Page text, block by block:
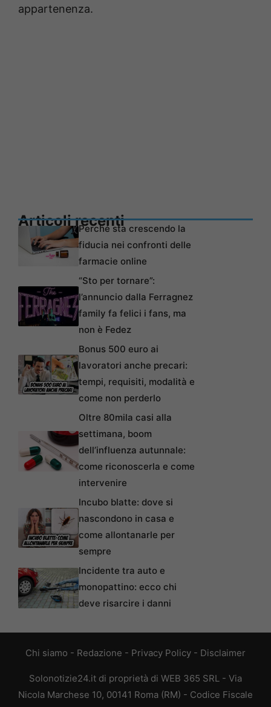
appartenenza.
Articoli recentiPerché sta crescendo la
fiducia nei confronti delle
farmacie online
“Sto per tornare”:
l’annuncio dalla Ferragnez
family fa felici i fans, ma
non è Fedez
Bonus 500 euro ai
lavoratori anche precari:
tempi, requisiti, modalità e
come non perderlo
Oltre 80mila casi alla
settimana, boom
dell’influenza autunnale:
come riconoscerla e come
intervenire
Incubo blatte: dove si
nascondono in casa e
come allontanarle per
sempre
Incidente tra auto e
monopattino: ecco chi
deve risarcire i danni
Chi siamo - Redazione - Privacy Policy - Disclaimer
Solonotizie24.it di proprietà di WEB 365 SRL - Via
Nicola Marchese 10, 00141 Roma (RM) - Codice Fiscale